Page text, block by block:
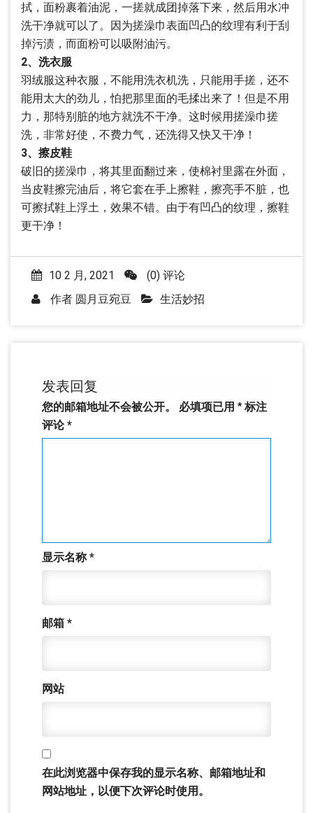
拭，面粉裹着油泥，一搓就成团掉落下来，然后用水冲
洗干净就可以了。因为搓澡巾表面凹凸的纹理有利于刮
掉污渍，而面粉可以吸附油污。
2、洗衣服
羽绒服这种衣服，不能用洗衣机洗，只能用手搓，还不
能用太大的劲儿，怕把那里面的毛揉出来了！但是不用
力，那特别脏的地方就洗不干净。这时候用搓澡巾搓
洗，非常好使，不费力气，还洗得又快又干净！
3、擦皮鞋
破旧的搓澡巾，将其里面翻过来，使棉衬里露在外面，
当皮鞋擦完油后，将它套在手上擦鞋，擦亮手不脏，也
可擦拭鞋上浮土，效果不错。由于有凹凸的纹理，擦鞋
更干净！
10 2 月, 2021
(0) 评论
作者 圆月豆宛豆 生活妙招
发表回复
您的邮箱地址不会被公开。 必填项已用 * 标注
评论*
显示名称*
邮箱 *
网站
在此浏览器中保存我的显示名称、邮箱地址和
网站地址，以便下次评论时使用。